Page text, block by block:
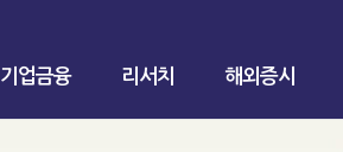
기업금융 리서치 해외증시